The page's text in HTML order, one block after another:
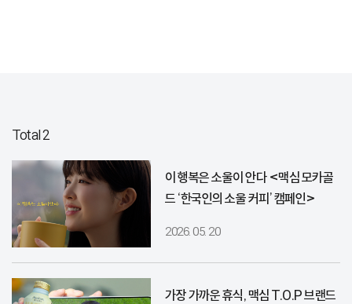
Total 2
이 행복은 소울이 안다 <맥심 모카골
드 ‘한국인의 소울 커피’ 캠페인>
2026. 05. 20
가장 가까운 휴식, 맥심 T.O.P 브랜드